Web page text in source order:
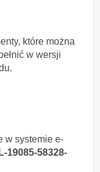
które można
w wersji
w systemie e-
19085-58328-